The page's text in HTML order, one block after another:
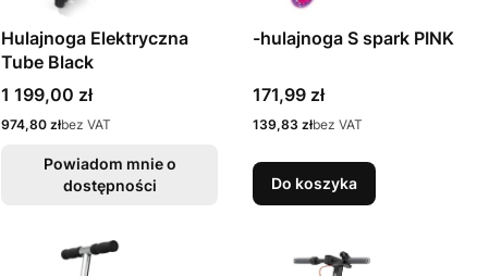
Hulajnoga Elektryczna
Tube Black
Cena
1 199,00 zł
Cena
974,80 złbez VAT
Powiadom mnie o
dostępności
-hulajnoga S spark PINK
Cena
171,99 zł
Cena
139,83 złbez VAT
Do koszyka